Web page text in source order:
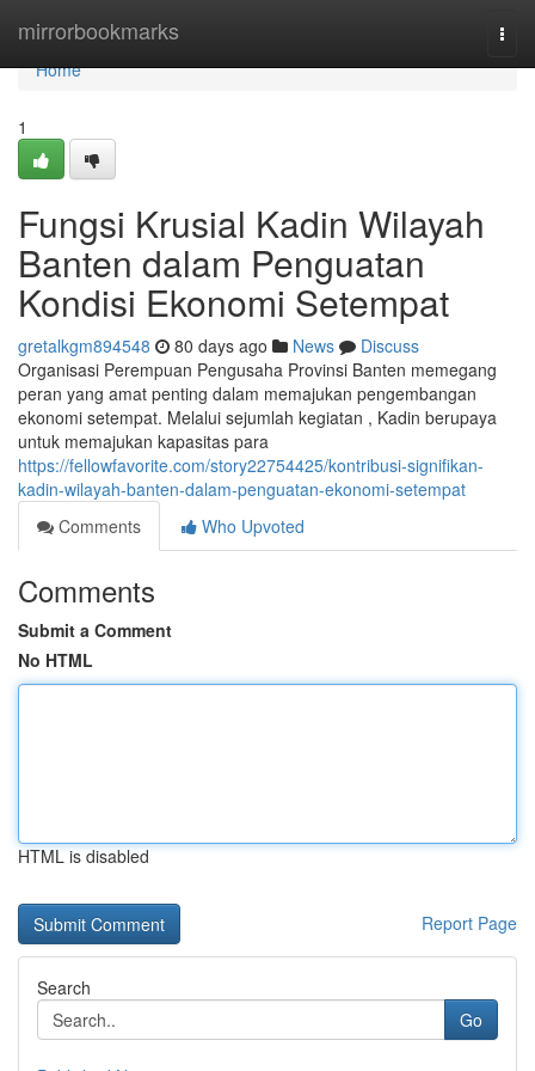
mirrorbookmarks
Home
Home
1
Fungsi Krusial Kadin Wilayah
Banten dalam Penguatan
Kondisi Ekonomi Setempat
gretalkgm894548 80 days ago News
Discuss
Organisasi Perempuan Pengusaha Provinsi Banten memegang
peran yang amat penting dalam memajukan pengembangan
ekonomi setempat. Melalui sejumlah kegiatan , Kadin berupaya
untuk memajukan kapasitas para
https://fellowfavorite.com/story22754425/kontribusi-signifikan-
kadin-wilayah-banten-dalam-penguatan-ekonomi-setempat
Comments
Who Upvoted
Comments
Submit a Comment
No HTML
HTML is disabled
Report Page
Search
Go